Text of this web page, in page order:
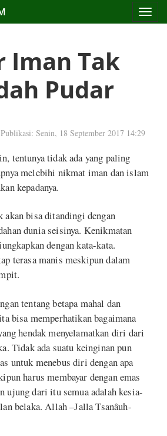
Toggle
Iman Tak
Pudar
Publikasi: Senin, 18 September 2017 14:29
tentunya tidak ada yang paling
melebihi nikmat iman dan islam
kepadanya.
akan bisa ditandingi dengan
dunia seisinya. Kenikmatan
dengan kata-kata.
terasa manis meskipun dalam
tentang betapa mahal dan
bisa memperhatikan bagaimana
hendak menyelamatkan diri dari
Tidak ada suatu keinginan pun
untuk menebus diri dengan apa
harus membayar dengan emas
ujung dari itu semua adalah kesia-
belaka. Allah –Jalla Tsanâuh-